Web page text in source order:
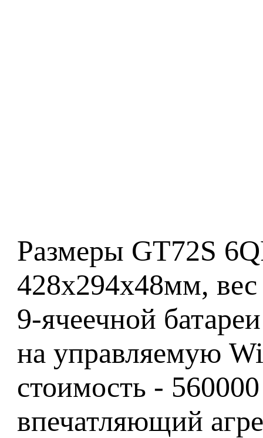
Размеры GT72S
428x294x48мм, вес
9-ячеечной
на управляемую
стоимость -
впечатляющий